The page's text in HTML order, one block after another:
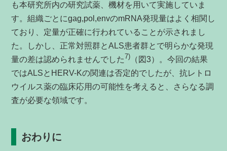
も本研究所内の研究試薬、機材を用いて実施していま
す。組織ごとにgag,pol,envのmRNA発現量はよく相関し
ており、定量が正確に行われていることが示されまし
た。しかし、正常対照群とALS患者群とで明らかな発現
量の差は認められませんでした7) （図3）。今回の結果
ではALSとHERV-Kの関連は否定的でしたが、抗レトロ
ウイルス薬の臨床応用の可能性を考えると、さらなる調
査が必要な領域です。
おわりに